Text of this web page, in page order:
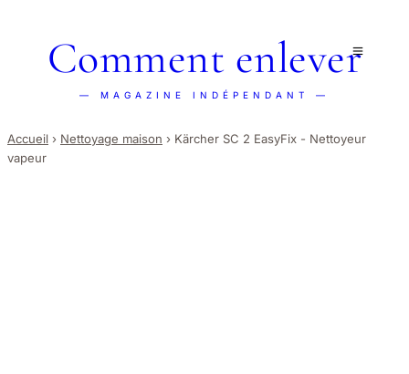
Comment enlever
— MAGAZINE INDÉPENDANT —
Accueil › Nettoyage maison › Kärcher SC 2 EasyFix - Nettoyeur
vapeur